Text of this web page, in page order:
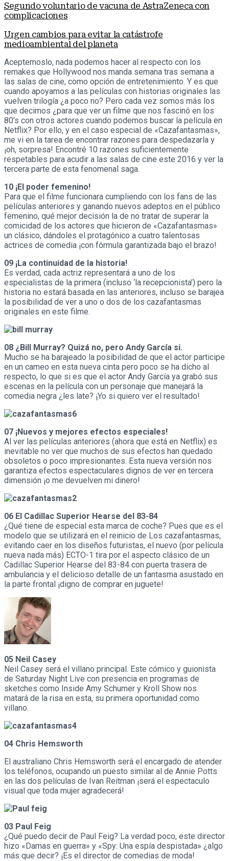
Segundo voluntario de vacuna de AstraZeneca con
complicaciones
Urgen cambios para evitar la catástrofe
medioambiental del planeta
Aceptemoslo, nada podemos hacer al respecto con los
remakes que Hollywood nos manda semana tras semana a
las salas de cine, como opción de entretenimiento. Y es que
cuando apoyamos a las películas con historias originales las
vuelven trilogía ¿a poco no? Pero cada vez somos más los
que decimos ¿para que ver un filme que nos fascinó en los
80’s con otros actores cuando podemos buscar la película en
Netflix? Por ello, y en el caso especial de «Cazafantasmas»,
me vi en la tarea de encontrar razones para despedazarla y
¡oh, sorpresa! Encontré 10 razones suficientemente
respetables para acudir a las salas de cine este 2016 y ver la
tercera parte de esta fenomenal saga.
10 ¡El poder femenino!
Para que el filme funcionara cumpliendo con los fans de las
películas anteriores y ganando nuevos adeptos en el público
femenino, qué mejor decisión la de no tratar de superar la
comicidad de los actores que hicieron de «Cazafantasmas»
un clásico, dándoles el protagónico a cuatro talentosas
actrices de comedia ¡con fórmula garantizada bajo el brazo!
09 ¡La continuidad de la historia!
Es verdad, cada actriz representará a uno de los
especialistas de la primera (incluso ‘la recepcionista’) pero la
historia no estará basada en las anteriores, incluso se barajea
la posibilidad de ver a uno o dos de los cazafantasmas
originales en este filme.
08 ¿Bill Murray? Quizá no, pero Andy García si.
Mucho se ha barajeado la posibilidad de que el actor participe
en un cameo en esta nueva cinta pero poco se ha dicho al
respecto, lo que si es que el actor Andy García ya grabó sus
escenas en la película con un personaje que manejará la
comedia negra ¿les late? ¡Yo si quiero ver el resultado!
07 ¡Nuevos y mejores efectos especiales!
Al ver las películas anteriores (ahora que está en Netflix) es
inevitable no ver que muchos de sus efectos han quedado
obsoletos o poco impresionantes. Esta nueva versión nos
garantiza efectos espectaculares dignos de ver en tercera
dimensión ¡o me devuelven mi dinero!
06 El Cadillac Superior Hearse del 83-84
¿Qué tiene de especial esta marca de coche? Pues que es el
modelo que se utilizará en el reinicio de Los cazafantasmas,
evitando caer en los diseños futuristas, el nuevo (por película
nueva nada más) ECTO-1 tira por el aspecto clásico de un
Cadillac Superior Hearse del 83-84 con puerta trasera de
ambulancia y el delicioso detalle de un fantasma asustado en
la parte frontal ¡digno de comprar en juguete!
05 Neil Casey
Neil Casey será el villano principal. Este cómico y guionista
de Saturday Night Live con presencia en programas de
sketches como Inside Amy Schumer y Kroll Show nos
matará de la risa en esta, su primera oportunidad como
villano.
04 Chris Hemsworth
El australiano Chris Hemsworth será el encargado de atender
los teléfonos, ocupando un puesto similar al de Annie Potts
en las dos películas de Ivan Reitman ¡será el espectaculo
visual que toda mujer agradecerá!
03 Paul Feig
¿Qué puedo decir de Paul Feig? La verdad poco, este director
hizo «Damas en guerra» y «Spy: Una espía despistada» ¿algo
más que decir? ¡Es el director de comedias de moda!